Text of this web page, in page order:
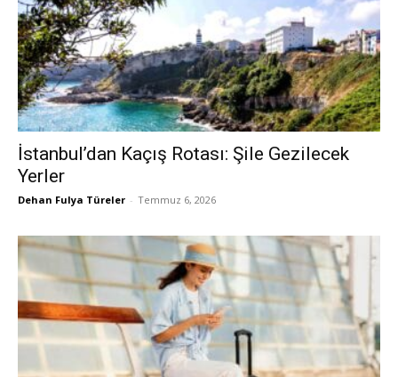
İstanbul’dan Kaçış Rotası: Şile Gezilecek
Yerler
Dehan Fulya Türeler - Temmuz 6, 2026